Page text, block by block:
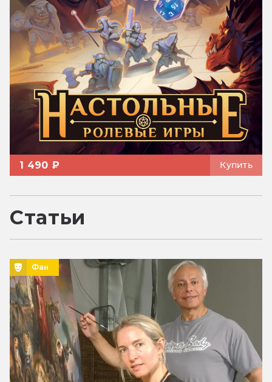
1 490 ₽ Купить
Статьи
Фан